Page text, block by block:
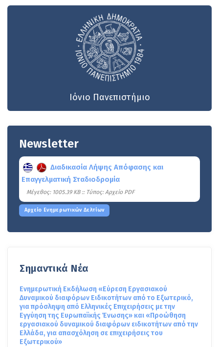
Ιόνιο Πανεπιστήμιο
Newsletter
Διαδικασία Λήψης Απόφασης και
Επαγγελματική Σταδιοδρομία
Mέγεθος: 1005.39 KB :: Τύπος: Αρχείο PDF
Αρχείο Ενημερωτικών Δελτίων
Σημαντικά Νέα
Ενημερωτική Εκδήλωση «Εύρεση Εργασιακού
Δυναμικού διαφόρων Ειδικοτήτων από το Εξωτερικό,
για πρόσληψη από Ελληνικές Επιχειρήσεις με την
Εγγύηση της Ευρωπαϊκής Ένωσης» και «Προώθηση
εργασιακού δυναμικού διαφόρων ειδικοτήτων από την
Ελλάδα, για απασχόληση σε επιχειρήσεις του
Εξωτερικού»